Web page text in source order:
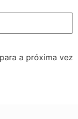
a próxima vez